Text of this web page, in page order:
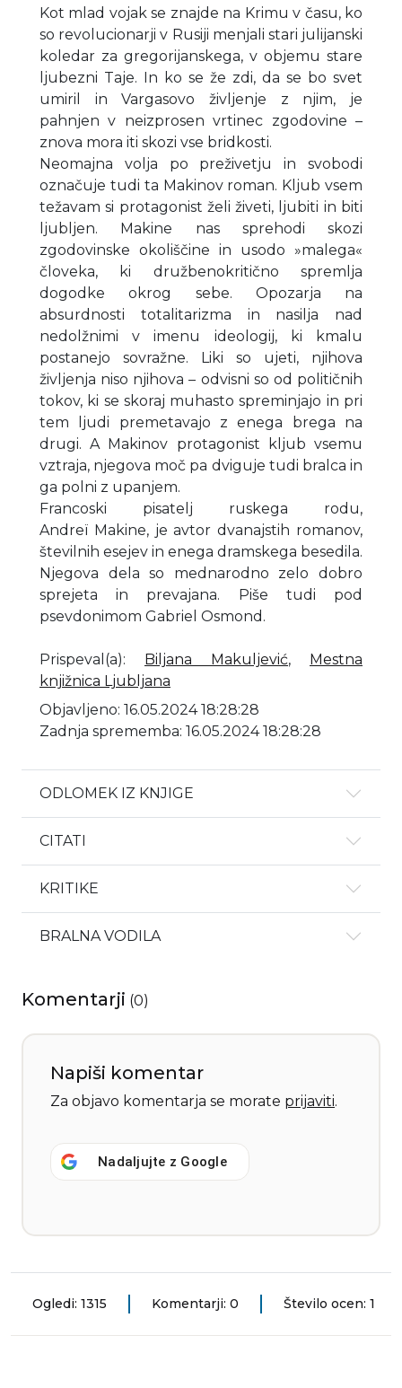
Kot mlad vojak se znajde na Krimu v času, ko
so revolucionarji v Rusiji menjali stari julijanski
koledar za gregorijanskega, v objemu stare
ljubezni Taje. In ko se že zdi, da se bo svet
umiril in Vargasovo življenje z njim, je
pahnjen v neizprosen vrtinec zgodovine –
znova mora iti skozi vse bridkosti.
Neomajna volja po preživetju in svobodi
označuje tudi ta Makinov roman. Kljub vsem
težavam si protagonist želi živeti, ljubiti in biti
ljubljen. Makine nas sprehodi skozi
zgodovinske okoliščine in usodo »malega«
človeka, ki družbenokritično spremlja
dogodke okrog sebe. Opozarja na
absurdnosti totalitarizma in nasilja nad
nedolžnimi v imenu ideologij, ki kmalu
postanejo sovražne. Liki so ujeti, njihova
življenja niso njihova – odvisni so od političnih
tokov, ki se skoraj muhasto spreminjajo in pri
tem ljudi premetavajo z enega brega na
drugi. A Makinov protagonist kljub vsemu
vztraja, njegova moč pa dviguje tudi bralca in
ga polni z upanjem.
Francoski pisatelj ruskega rodu,
Andreï Makine, je avtor dvanajstih romanov,
številnih esejev in enega dramskega besedila.
Njegova dela so mednarodno zelo dobro
sprejeta in prevajana. Piše tudi pod
psevdonimom Gabriel Osmond.
Prispeval(a): Biljana Makuljević, Mestna
knjižnica Ljubljana
Objavljeno: 16.05.2024 18:28:28
Zadnja sprememba: 16.05.2024 18:28:28
ODLOMEK IZ KNJIGE
CITATI
KRITIKE
BRALNA VODILA
Komentarji (0)
Napiši komentar
Za objavo komentarja se morate prijaviti.
Nadaljujte z Google
Ogledi: 1315 Komentarji: 0 Število ocen: 1